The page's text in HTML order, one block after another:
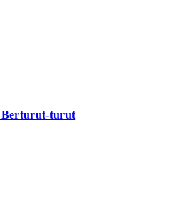
Berturut-turut